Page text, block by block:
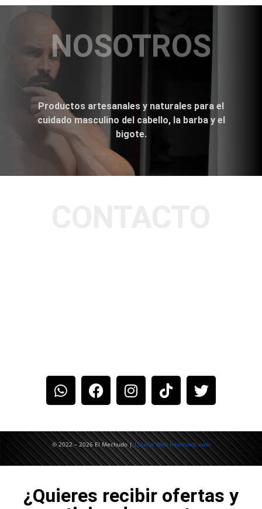
NOSOTROS
Productos artesanales y naturales para el
cuidado masculino del cabello, la barba y el
bigote.
© 2022 – 2026 El Mechudo |Diseño Web IntensAds.com
¿Quieres recibir ofertas y